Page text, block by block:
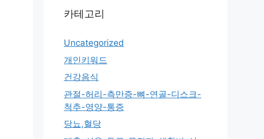
카테고리
Uncategorized
개인키워드
건강음식
관절-허리-측만증-뼈-연골-디스크-
척추-영양-통증
당뇨,혈당